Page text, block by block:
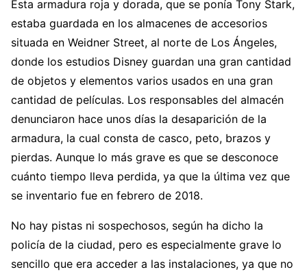
Esta armadura roja y dorada, que se ponía Tony Stark,
estaba guardada en los almacenes de accesorios
situada en Weidner Street, al norte de Los Ángeles,
donde los estudios Disney guardan una gran cantidad
de objetos y elementos varios usados en una gran
cantidad de películas. Los responsables del almacén
denunciaron hace unos días la desaparición de la
armadura, la cual consta de casco, peto, brazos y
pierdas. Aunque lo más grave es que se desconoce
cuánto tiempo lleva perdida, ya que la última vez que
se inventario fue en febrero de 2018.
No hay pistas ni sospechosos, según ha dicho la
policía de la ciudad, pero es especialmente grave lo
sencillo que era acceder a las instalaciones, ya que no